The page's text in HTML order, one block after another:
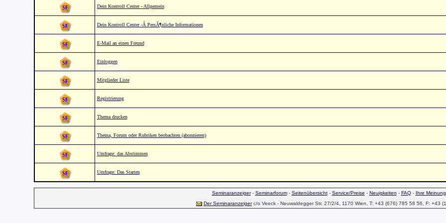
Dein Kontroll Center - Allgemein
Dein Kontroll Center -Â PersÃ¶nliche Informationen
E-Mail an einen Freund
Einloggen
Mitglieder Liste
Registrierung
Thema drucken
Thema, Forum oder Rubriken beobachten (abonnieren)
Umfrage: das Abstimmen
Umfrage: Das Starten
Seminaranzeiger- Seminarforum- Seitenübersicht- Service/Preise - Neuigkeiten - FAQ- Ihre Meinung
Der Seminaranzeigerc/o Veeck - Neuwaldegger Str. 27/2/4, 1170 Wien, T: +43 (676) 785 58 56, F: +43